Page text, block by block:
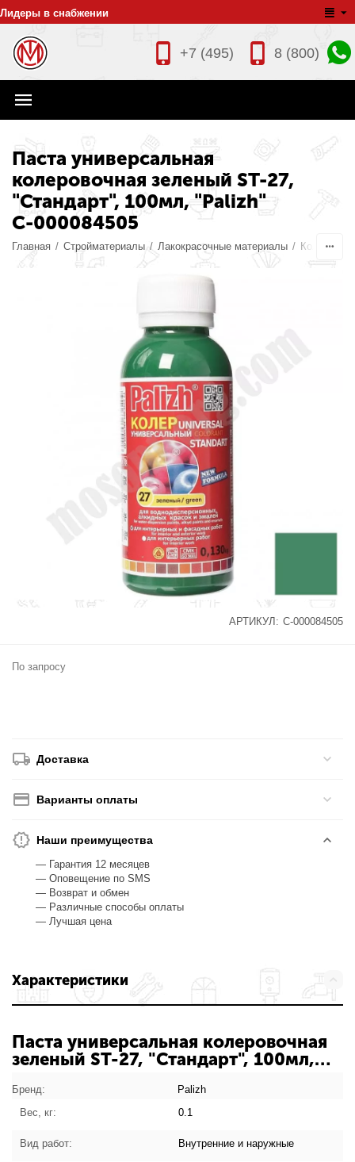
Лидеры в снабжении
8 (800)
+7 (495)
Паста универсальная
колеровочная зеленый ST-27,
"Стандарт", 100мл, "Palizh"
С-000084505
Главная / Стройматериалы / Лакокрасочные материалы / Колеры
АРТИКУЛ: С-000084505
По запросу
Доставка
Варианты оплаты
Наши преимущества
— Гарантия 12 месяцев
— Оповещение по SMS
— Возврат и обмен
— Различные способы оплаты
— Лучшая цена
Характеристики
Паста универсальная колеровочная
зеленый ST-27, "Стандарт", 100мл,
характеристики товара
Бренд:
Palizh
Вес, кг:
0.1
Вид работ: Внутренние и наружные